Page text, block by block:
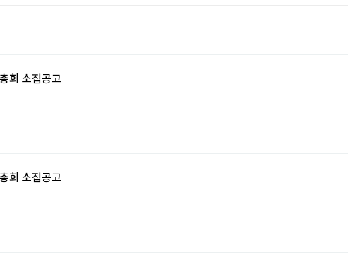
회 소집공고
회 소집공고